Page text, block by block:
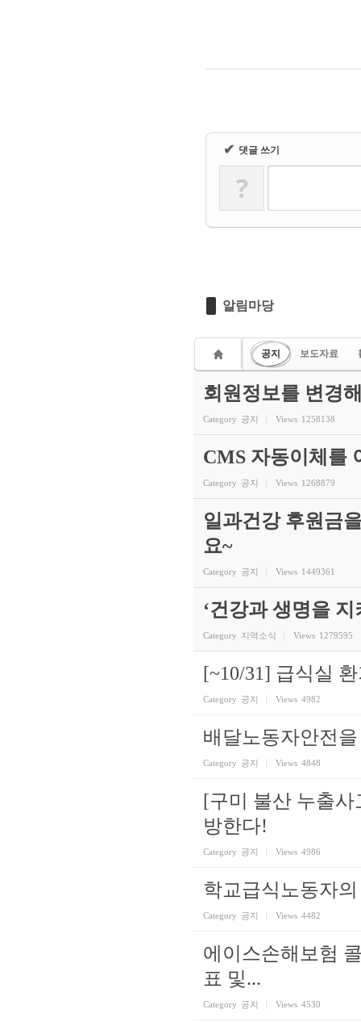
✔ 댓글 쓰기
?
알림마당
공지 보도자료
회원정보를 변경
Category 공지 Views 1258138
CMS 자동이체를
Category 공지 Views 1268879
일과건강 후원금
요~
Category 공지 Views 1449361
‘건강과 생명을
Category 지역소식 Views 1279595
[~10/31] 급식실
Category 공지 Views 4982
배달노동자안전
Category 공지 Views 4848
[구미 불산 누출
방한다!
Category 공지 Views 4986
학교급식노동자
Category 공지 Views 4482
에이스손해보험
표 및...
Category 공지 Views 4530